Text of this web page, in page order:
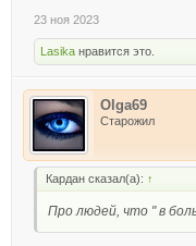
23 ноя 2023
Lasika нравится это.
Olga69
Старожил
Кардан сказал(а): ↑
Про людей, что " в